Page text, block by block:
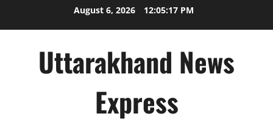
August 6, 2026 12:05:18 PM
Uttarakhand News
Express